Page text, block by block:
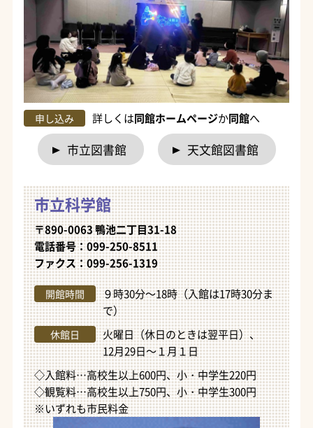
申し込み 詳しくは同館ホームページか同館へ
市立図書館 天文館図書館
市立科学館
〒890-0063 鴨池二丁目31-18
電話番号：099-250-8511
ファクス：099-256-1319
開館時間
９時30分～18時（入館は17時30分ま
で）
休館日
火曜日（休日のときは翌平日）、
12月29日～１月１日
◇入館料…高校生以上600円、小・中学生220円
◇観覧料…高校生以上750円、小・中学生300円
※いずれも市民料金